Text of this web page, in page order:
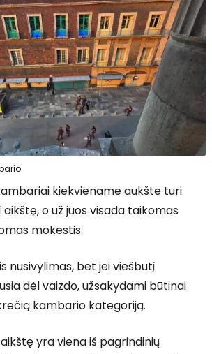
kiekviename aukšte turi
o už juos visada taikomas
mokestis.
nusivylimas, bet jei viešbutį
dėl vaizdo, užsakydami būtinai
kambario kategoriją.
yra viena iš pagrindinių